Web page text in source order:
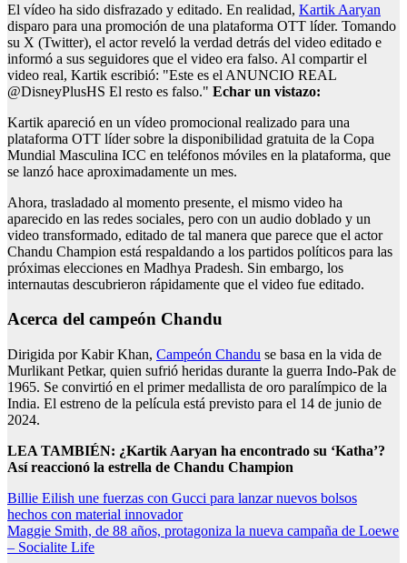
El vídeo ha sido disfrazado y editado. En realidad, Kartik Aaryan
disparo para una promoción de una plataforma OTT líder. Tomando
su X (Twitter), el actor reveló la verdad detrás del video editado e
informó a sus seguidores que el video era falso. Al compartir el
video real, Kartik escribió: "Este es el ANUNCIO REAL
@DisneyPlusHS El resto es falso." Echar un vistazo:
Kartik apareció en un vídeo promocional realizado para una
plataforma OTT líder sobre la disponibilidad gratuita de la Copa
Mundial Masculina ICC en teléfonos móviles en la plataforma, que
se lanzó hace aproximadamente un mes.
Ahora, trasladado al momento presente, el mismo video ha
aparecido en las redes sociales, pero con un audio doblado y un
video transformado, editado de tal manera que parece que el actor
Chandu Champion está respaldando a los partidos políticos para las
próximas elecciones en Madhya Pradesh. Sin embargo, los
internautas descubrieron rápidamente que el video fue editado.
Acerca del campeón Chandu
Dirigida por Kabir Khan, Campeón Chandu se basa en la vida de
Murlikant Petkar, quien sufrió heridas durante la guerra Indo-Pak de
1965. Se convirtió en el primer medallista de oro paralímpico de la
India. El estreno de la película está previsto para el 14 de junio de
2024.
LEA TAMBIÉN: ¿Kartik Aaryan ha encontrado su ‘Katha’?
Así reaccionó la estrella de Chandu Champion
Post
navigation
Billie Eilish une fuerzas con Gucci para lanzar nuevos bolsos
hechos con material innovador
Maggie Smith, de 88 años, protagoniza la nueva campaña de Loewe
– Socialite Life